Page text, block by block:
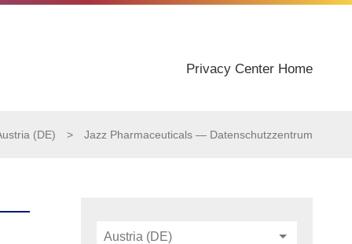
Privacy Center Home
(DE) > Jazz Pharmaceuticals — Datenschutzzentrum
Austria (DE)